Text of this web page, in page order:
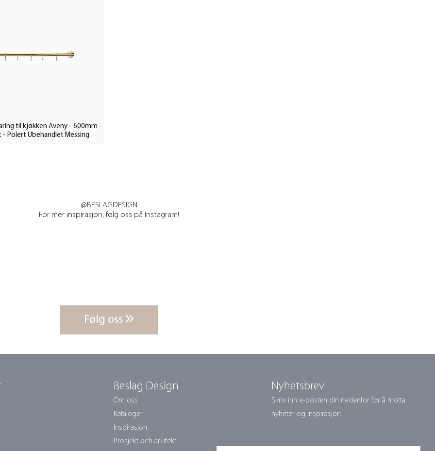
til kjøkken Aveny - 600mm -
Polert Ubehandlet Messing
@BESLAGDESIGN
For mer inspirasjon, følg oss på Instagram!
Følg oss
Beslag Design
Om oss
Kataloger
Inspirasjon
Prosjekt och arkitekt
Nyhetsbrev
Skriv inn e-posten din nedenfor for å motta
nyheter og inspirasjon.